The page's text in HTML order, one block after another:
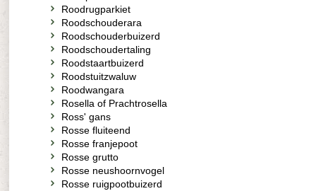
Roodrugparkiet
Roodschouderara
Roodschouderbuizerd
Roodschoudertaling
Roodstaartbuizerd
Roodstuitzwaluw
Roodwangara
Rosella of Prachtrosella
Ross' gans
Rosse fluiteend
Rosse franjepoot
Rosse grutto
Rosse neushoornvogel
Rosse ruigpootbuizerd